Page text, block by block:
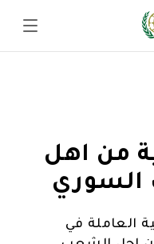
من اهل
السوري
العاملة في